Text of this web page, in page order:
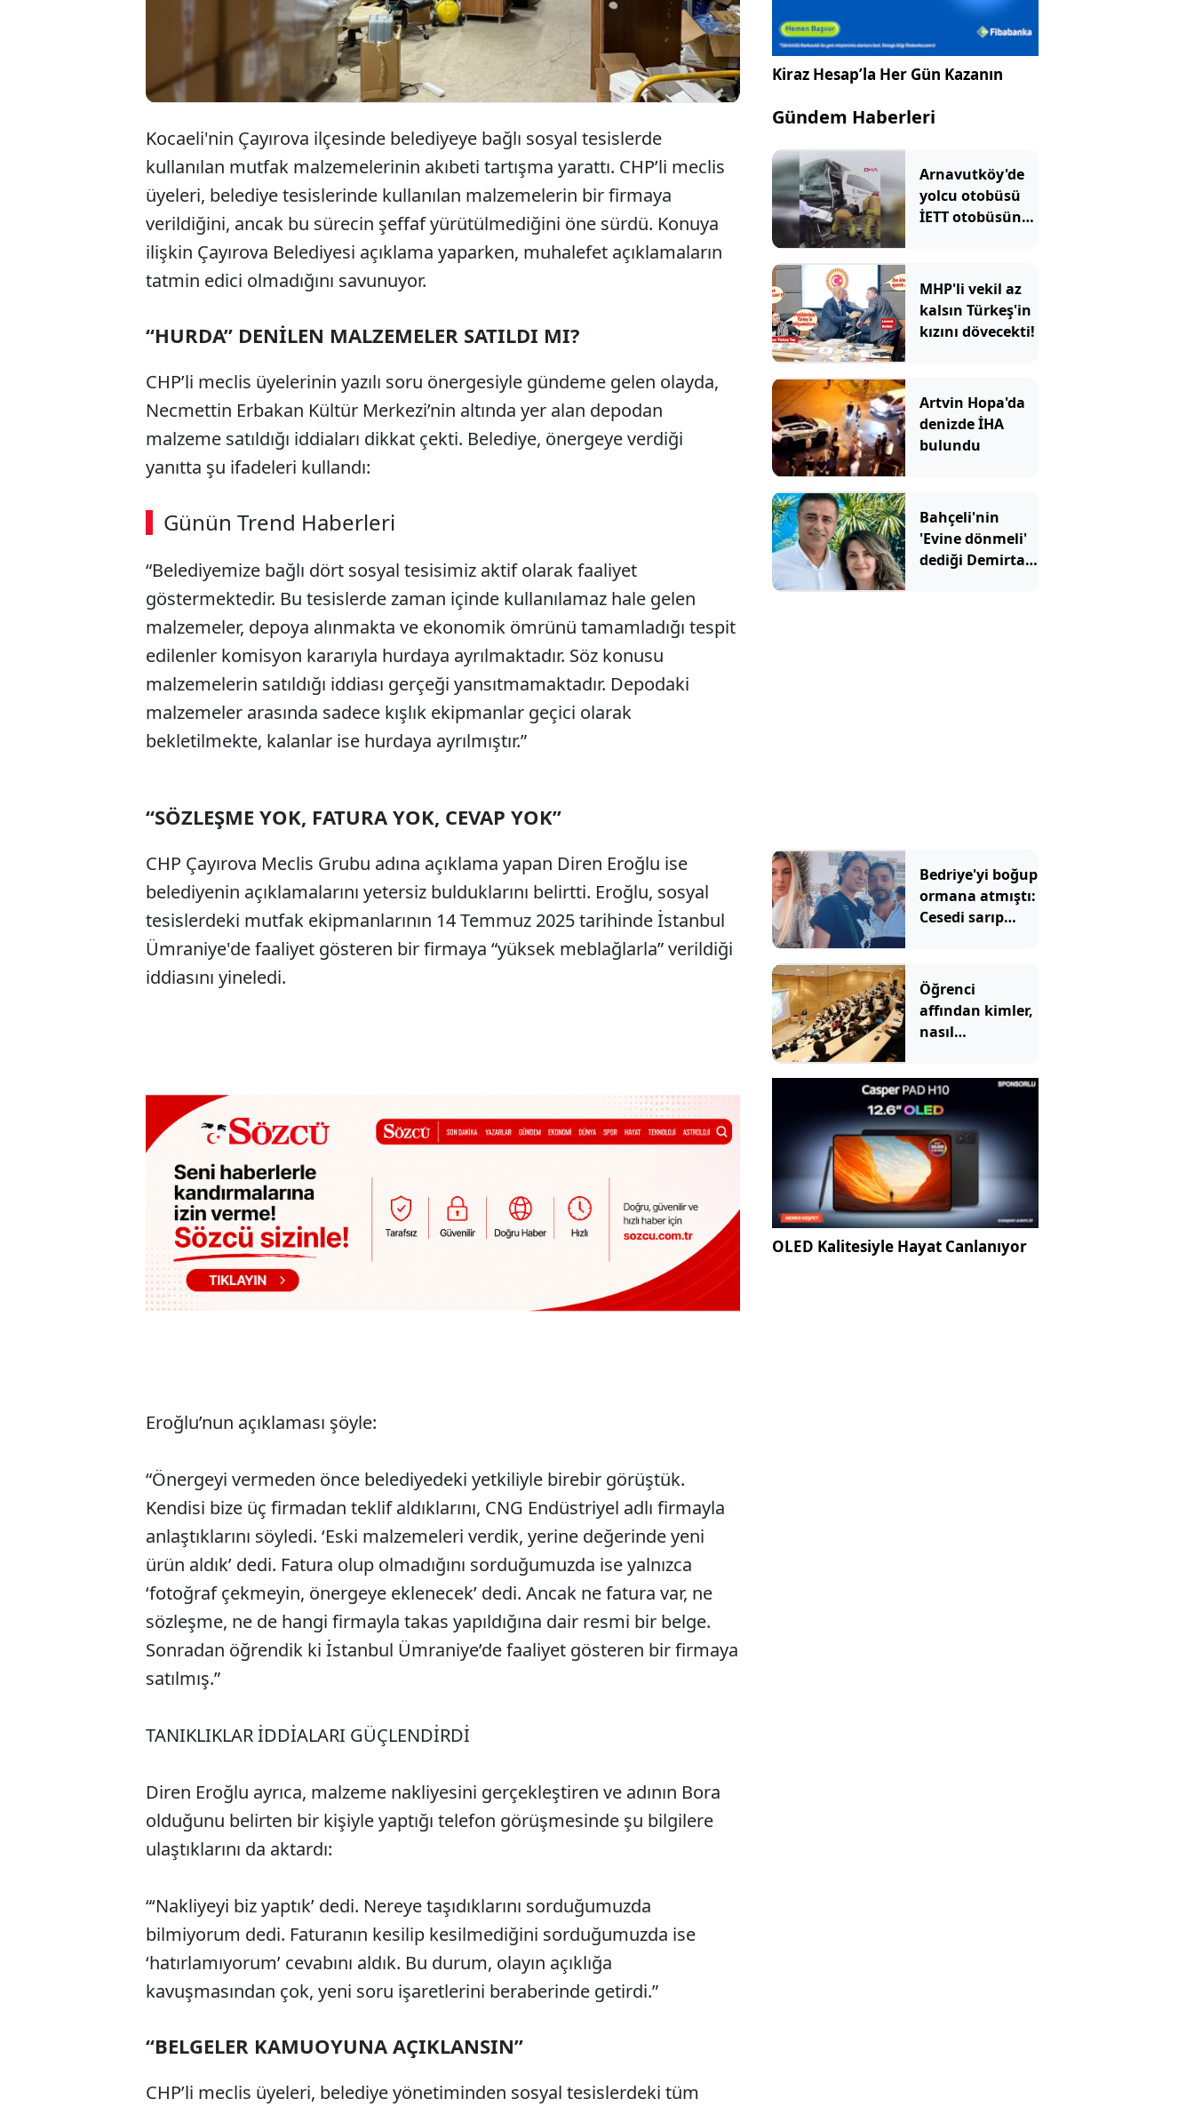
Kocaeli'nin Çayırova ilçesinde belediyeye bağlı sosyal tesislerde
kullanılan mutfak malzemelerinin akıbeti tartışma yarattı. CHP’li meclis
üyeleri, belediye tesislerinde kullanılan malzemelerin bir firmaya
verildiğini, ancak bu sürecin şeffaf yürütülmediğini öne sürdü. Konuya
ilişkin Çayırova Belediyesi açıklama yaparken, muhalefet açıklamaların
tatmin edici olmadığını savunuyor.
“HURDA” DENİLEN MALZEMELER SATILDI MI?
CHP’li meclis üyelerinin yazılı soru önergesiyle gündeme gelen olayda,
Necmettin Erbakan Kültür Merkezi’nin altında yer alan depodan
malzeme satıldığı iddiaları dikkat çekti. Belediye, önergeye verdiği
yanıtta şu ifadeleri kullandı:
Günün Trend Haberleri
“Belediyemize bağlı dört sosyal tesisimiz aktif olarak faaliyet
göstermektedir. Bu tesislerde zaman içinde kullanılamaz hale gelen
malzemeler, depoya alınmakta ve ekonomik ömrünü tamamladığı tespit
edilenler komisyon kararıyla hurdaya ayrılmaktadır. Söz konusu
malzemelerin satıldığı iddiası gerçeği yansıtmamaktadır. Depodaki
malzemeler arasında sadece kışlık ekipmanlar geçici olarak
bekletilmekte, kalanlar ise hurdaya ayrılmıştır.”
“SÖZLEŞME YOK, FATURA YOK, CEVAP YOK”
CHP Çayırova Meclis Grubu adına açıklama yapan Diren Eroğlu ise
belediyenin açıklamalarını yetersiz bulduklarını belirtti. Eroğlu, sosyal
tesislerdeki mutfak ekipmanlarının 14 Temmuz 2025 tarihinde İstanbul
Ümraniye'de faaliyet gösteren bir firmaya “yüksek meblağlarla” verildiği
iddiasını yineledi.
Eroğlu’nun açıklaması şöyle:
“Önergeyi vermeden önce belediyedeki yetkiliyle birebir görüştük.
Kendisi bize üç firmadan teklif aldıklarını, CNG Endüstriyel adlı firmayla
anlaştıklarını söyledi. ‘Eski malzemeleri verdik, yerine değerinde yeni
ürün aldık’ dedi. Fatura olup olmadığını sorduğumuzda ise yalnızca
‘fotoğraf çekmeyin, önergeye eklenecek’ dedi. Ancak ne fatura var, ne
sözleşme, ne de hangi firmayla takas yapıldığına dair resmi bir belge.
Sonradan öğrendik ki İstanbul Ümraniye’de faaliyet gösteren bir firmaya
satılmış.”
TANIKLIKLAR İDDİALARI GÜÇLENDİRDİ
Diren Eroğlu ayrıca, malzeme nakliyesini gerçekleştiren ve adının Bora
olduğunu belirten bir kişiyle yaptığı telefon görüşmesinde şu bilgilere
ulaştıklarını da aktardı:
“‘Nakliyeyi biz yaptık’ dedi. Nereye taşıdıklarını sorduğumuzda
bilmiyorum dedi. Faturanın kesilip kesilmediğini sorduğumuzda ise
‘hatırlamıyorum’ cevabını aldık. Bu durum, olayın açıklığa
kavuşmasından çok, yeni soru işaretlerini beraberinde getirdi.”
“BELGELER KAMUOYUNA AÇIKLANSIN”
CHP’li meclis üyeleri, belediye yönetiminden sosyal tesislerdeki tüm
Kiraz Hesap’la Her Gün Kazanın
Gündem Haberleri
Arnavutköy'de
yolcu otobüsü
İETT otobüsüne
MHP'li vekil az
kalsın Türkeş'in
kızını dövecekti!
Artvin Hopa'da
denizde İHA
bulundu
Bahçeli'nin
'Evine dönmeli'
dediği Demirtaş
Bedriye'yi boğup
ormana atmıştı:
Cesedi sarıp
etmiş
Öğrenci
affından kimler,
nasıl
İşte detaylar
OLED Kalitesiyle Hayat Canlanıyor